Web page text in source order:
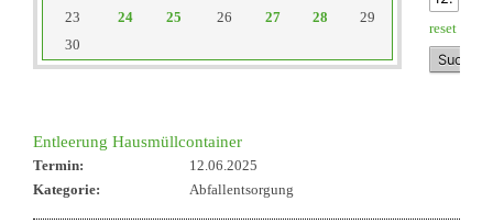
23
24 25 26 27 28
29
30
reset
Entleerung Hausmüllcontainer
Termin:
12.06.2025
Kategorie:
Abfallentsorgung